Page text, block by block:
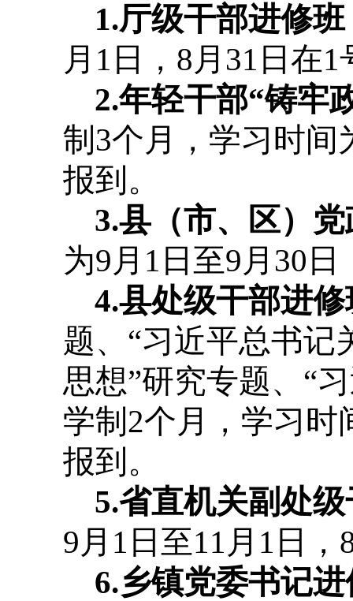
1.厅级干部进修班
月1日，8月31日在
2.年轻干部“铸牢
制3个月，学习时间
报到。
3.县（市、区）
为9月1日至9月30
4.县处级干部进
题、“习近平总书记
思想”研究专题、“
学制2个月，学习时
报到。
5.省直机关副处
9月1日至11月1日
6.乡镇党委书记